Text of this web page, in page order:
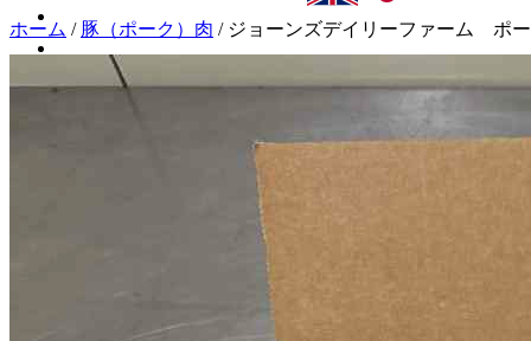
ログイン
アカウント登録
ホーム / 豚（ポーク）肉 / ジョーンズデイリーファーム ポー